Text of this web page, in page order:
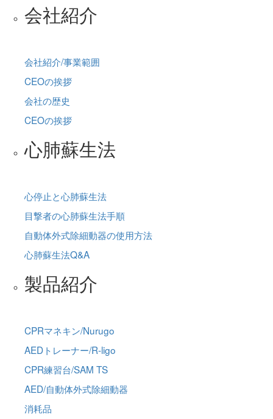
会社紹介
会社紹介/事業範囲
CEOの挨拶
会社の歴史
CEOの挨拶
心肺蘇生法
心停止と心肺蘇生法
目撃者の心肺蘇生法手順
自動体外式除細動器の使用方法
心肺蘇生法Q&A
製品紹介
CPRマネキン/Nurugo
AEDトレーナー/R-ligo
CPR練習台/SAM TS
AED/自動体外式除細動器
消耗品